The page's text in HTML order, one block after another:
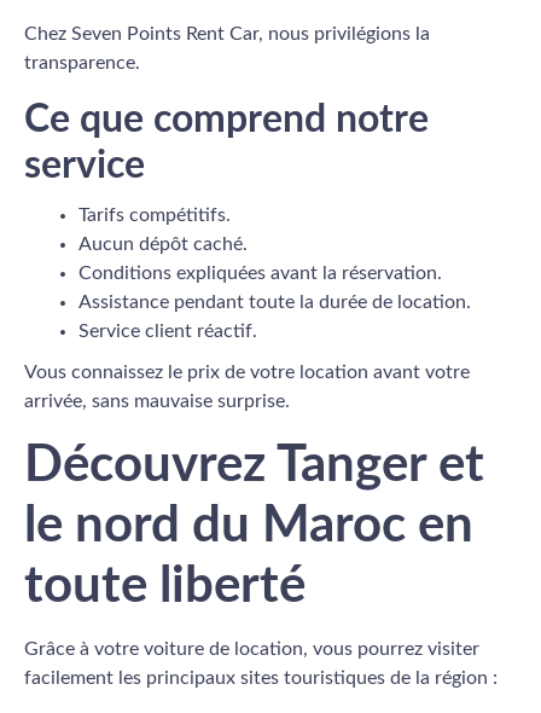
Chez Seven Points Rent Car, nous privilégions la
transparence.
Ce que comprend notre
service
Tarifs compétitifs.
Aucun dépôt caché.
Conditions expliquées avant la réservation.
Assistance pendant toute la durée de location.
Service client réactif.
Vous connaissez le prix de votre location avant votre
arrivée, sans mauvaise surprise.
Découvrez Tanger et
le nord du Maroc en
toute liberté
Grâce à votre voiture de location, vous pourrez visiter
facilement les principaux sites touristiques de la région :